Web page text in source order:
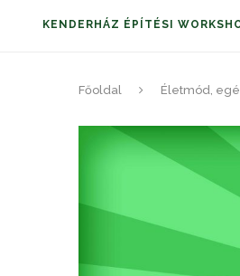
KENDERHÁZ ÉPÍTÉSI
Főoldal Életmód,